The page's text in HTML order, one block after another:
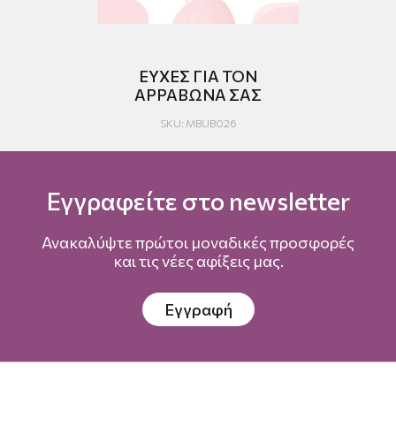
ΕΥΧΕΣ ΓΙΑ ΤΟΝ
ΑΡΡΑΒΩΝΑ ΣΑΣ
SKU: MBUB026
Εγγραφείτε στο newsletter
Ανακαλύψτε πρώτοι μοναδικές προσφορές
και τις νέες αφίξεις μας.
Εγγραφή